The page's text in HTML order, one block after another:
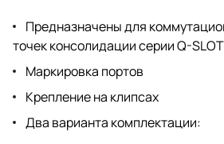
Предназначены для
точек консолидации серииQ-SLOT
Маркировка портов
Крепление на клипсах
Два варианта комплектации: